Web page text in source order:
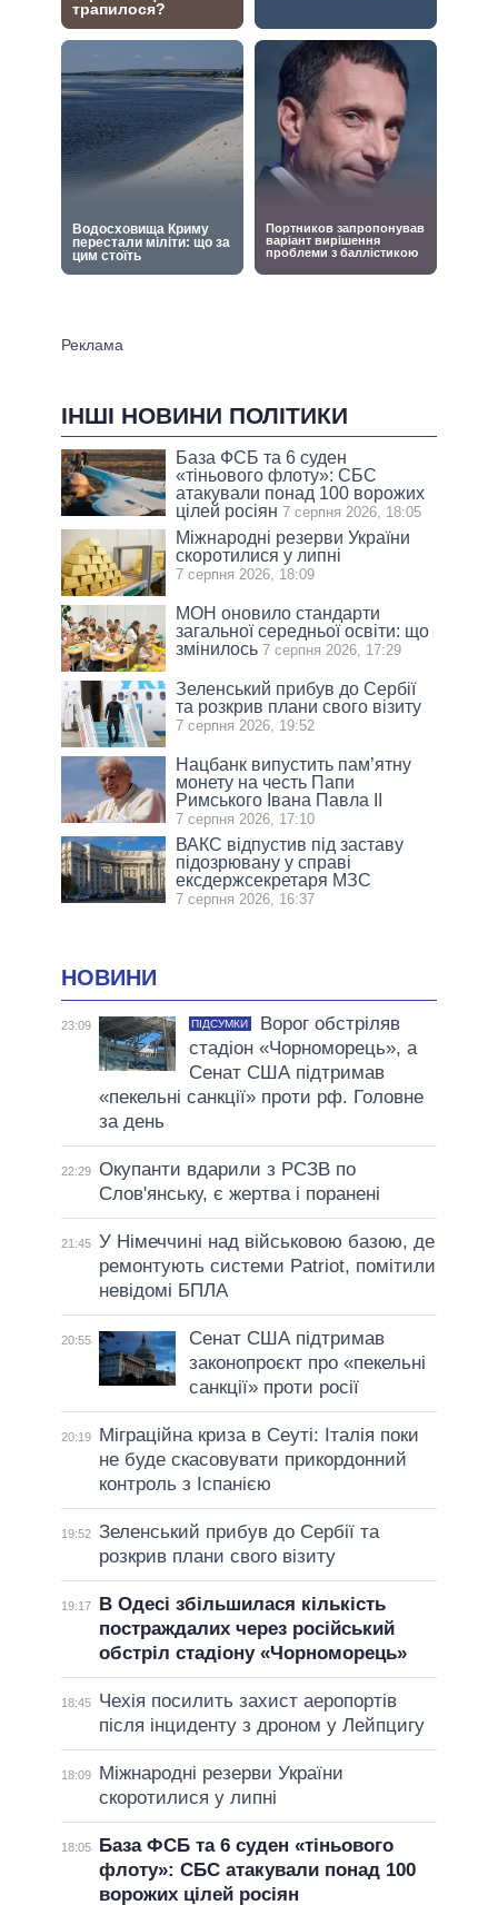
ІНШІ НОВИНИ ПОЛІТИКИ
База ФСБ та 6 суден
«тіньового флоту»: СБС
атакували понад 100 ворожих
цілей росіян 7 серпня 2026, 18:05
Міжнародні резерви України
скоротилися у липні
7 серпня 2026, 18:09
МОН оновило стандарти
загальної середньої освіти: що
змінилось 7 серпня 2026, 17:29
Зеленський прибув до Сербії
та розкрив плани свого візиту
7 серпня 2026, 19:52
Нацбанк випустить пам’ятну
монету на честь Папи
Римського Івана Павла II
7 серпня 2026, 17:10
ВАКС відпустив під заставу
підозрювану у справі
ексдержсекретаря МЗС
7 серпня 2026, 16:37
НОВИНИ
23:09 ПІДСУМКИ
Ворог обстріляв
стадіон «Чорноморець», а
Сенат США підтримав
«пекельні санкції» проти рф. Головне
за день
22:29 Окупанти вдарили з РСЗВ по
Слов'янську, є жертва і поранені
21:45 У Німеччині над військовою базою, де
ремонтують системи Patriot, помітили
невідомі БПЛА
20:55
Сенат США підтримав
законопроєкт про «пекельні
санкції» проти росії
20:19
Міграційна криза в Сеуті: Італія поки
не буде скасовувати прикордонний
контроль з Іспанією
19:52 Зеленський прибув до Сербії та
розкрив плани свого візиту
19:17
В Одесі збільшилася кількість
постраждалих через російський
обстріл стадіону «Чорноморець»
18:45
Чехія посилить захист аеропортів
після інциденту з дроном у Лейпцигу
18:09
Міжнародні резерви України
скоротилися у липні
18:05
База ФСБ та 6 суден «тіньового
флоту»: СБС атакували понад 100
ворожих цілей росіян